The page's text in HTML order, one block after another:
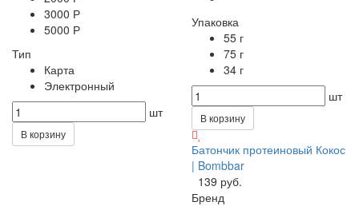
3000 Р
5000 Р
Тип
Карта
Электронный
шт
В корзину
Упаковка
55 г
75 г
34 г
шт
В корзину
Батончик протеиновый Кокос
| Bombbar
139 руб.
Бренд